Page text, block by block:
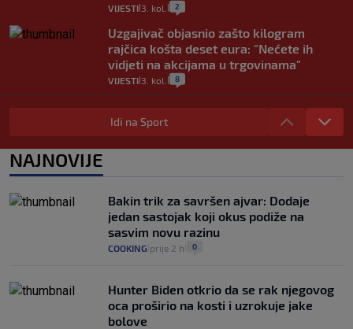
VIJESTI 3. kol. 2
Uzgajivač objasnio zašto kilogram
rajčica košta deset eura: "Nećete ih
vidjeti na akcijama u trgovinama"
VIJESTI 3. kol. 8
Selidba je jedno od stresnijih iskustava.
Evo aktualnih cijena i nekoliko savjeta
VIJESTI 2. kol. 0
automobilom na Hvar iz Zagreba, a
koliko iz Osijeka
VIJESTI 2. kol. 14
Idi na Sport
NAJNOVIJE
Bakin trik za savršen ajvar: Dodaje
jedan sastojak koji okus podiže na
sasvim novu razinu
COOKING prije 2 h 0
Hunter Biden otkrio da se rak njegovog
oca proširio na kosti i uzrokuje jake
bolove